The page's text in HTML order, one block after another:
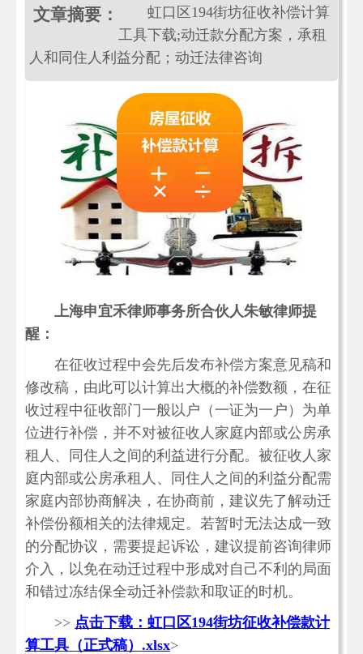
文章摘要：
虹口区194街坊征收补偿计算
工具下载;动迁款分配方案，承租
人和同住人利益分配；动迁法律咨询
上海申宜禾律师事务所合伙人朱敏律师提
醒：
在征收过程中会先后发布补偿方案意见稿和
修改稿，由此可以计算出大概的补偿数额，在征
收过程中征收部门一般以户（一证为一户）为单
位进行补偿，并不对被征收人家庭内部或公房承
租人、同住人之间的利益进行分配。被征收人家
庭内部或公房承租人、同住人之间的利益分配需
家庭内部协商解决，在协商前，建议先了解动迁
补偿份额相关的法律规定。若暂时无法达成一致
的分配协议，需要提起诉讼，建议提前咨询律师
介入，以免在动迁过程中形成对自己不利的局面
和错过冻结保全动迁补偿款和取证的时机。
>> 点击下载：虹口区194街坊征收补偿款计
算工具（正式稿）.xlsx>